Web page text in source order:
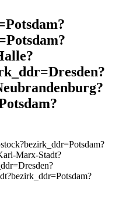
Marx-Stadt?